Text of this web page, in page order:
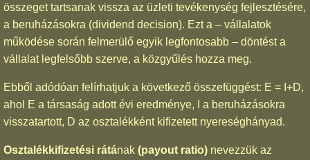
összeget tartsanak vissza az üzleti tevékenység fejlesztésére,
a beruházásokra (dividend decision). Ezt a – vállalatok
működése során felmerülő egyik legfontosabb – döntést a
vállalat legfelsőbb szerve, a közgyűlés hozza meg.
Ebből adódóan felírhatjuk a következő összefüggést: E = I+D,
ahol E a társaság adott évi eredménye, I a beruházásokra
visszatartott, D az osztalékként kifizetett nyereséghányad.
Osztalékkifizetési rátának (payout ratio) nevezzük az